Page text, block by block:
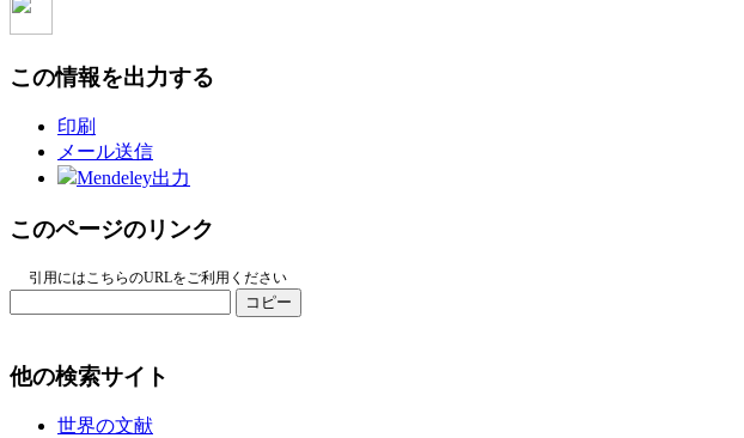
この情報を出力する
印刷
メール送信
Mendeley出力
このページのリンク
引用にはこちらのURLをご利用ください
コピー
他の検索サイト
世界の文献